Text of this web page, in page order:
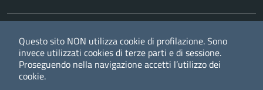
TwitterFacebookYouTubeRSS
Questo sito NON utilizza cookie di profilazione. Sono
invece utilizzati cookies di terze parti e di sessione.
Proseguendo nella navigazione accetti l’utilizzo dei
cookie.